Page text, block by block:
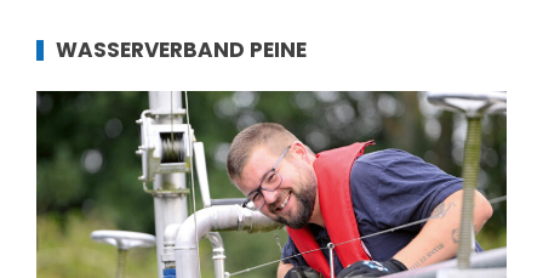
WASSERVERBAND PEINE